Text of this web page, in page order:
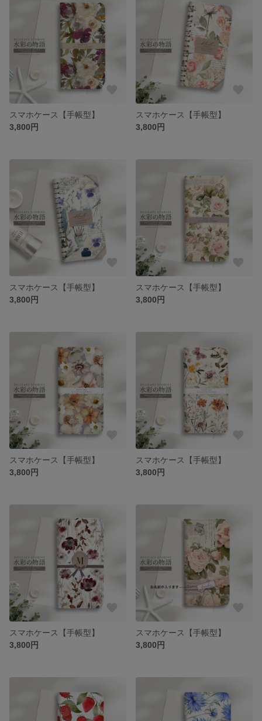
スマホケース【手帳型】
3,800円
スマホケース【手帳型】
3,800円
スマホケース【手帳型】
3,800円
スマホケース【手帳型】
3,800円
スマホケース【手帳型】
3,800円
スマホケース【手帳型】
3,800円
スマホケース【手帳型】
3,800円
スマホケース【手帳型】
3,800円